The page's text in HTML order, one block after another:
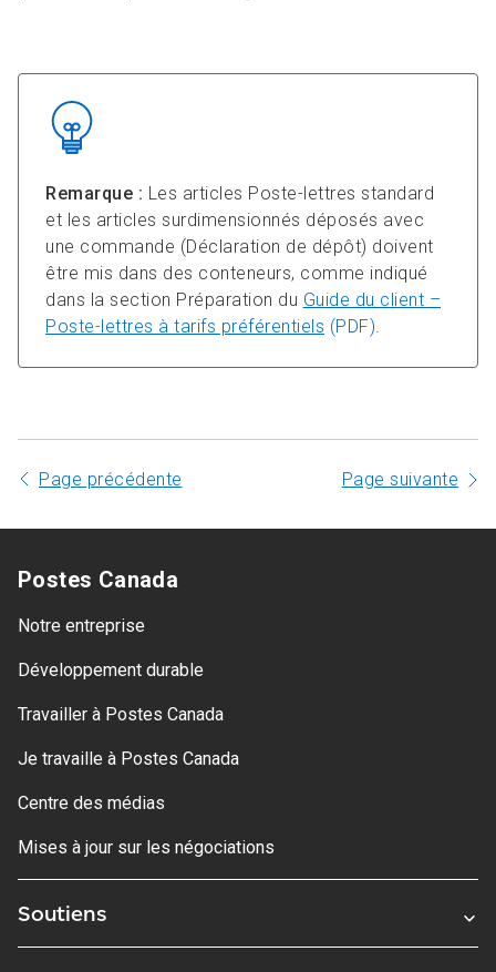
Remarque : Les articles Poste-lettres standard
et les articles surdimensionnés déposés avec
une commande (Déclaration de dépôt) doivent
être mis dans des conteneurs, comme indiqué
dans la section Préparation du Guide du client –
Poste-lettres à tarifs préférentiels (PDF).
Page précédente Page suivante
Postes Canada
Notre entreprise
Développement durable
Travailler à Postes Canada
Je travaille à Postes Canada
Centre des médias
Mises à jour sur les négociations
Soutiens